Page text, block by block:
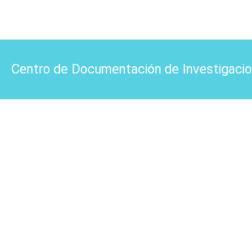
Centro de Documentación de